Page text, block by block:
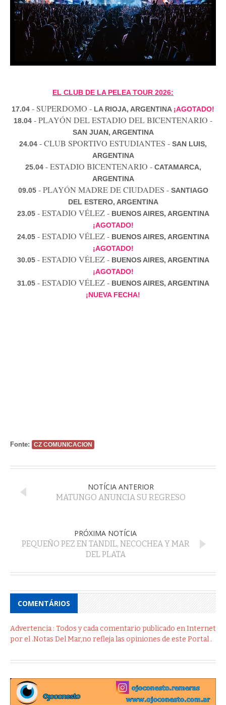
EL CLUB DE LA PELEA TOUR 2026:
17.04 - SUPERDOMO - LA RIOJA, ARGENTINA ¡AGOTADO!
18.04 - PLAYÓN DEL ESTADIO DEL BICENTENARIO -
SAN JUAN, ARGENTINA
24.04 - CLUB SPORTIVO ESTUDIANTES - SAN LUIS,
ARGENTINA
25.04- ESTADIO BICENTENARIO - CATAMARCA,
ARGENTINA
09.05- PLAYÓN MADRE DE CIUDADES - SANTIAGO
DEL ESTERO, ARGENTINA
23.05 - ESTADIO VÉLEZ - BUENOS AIRES, ARGENTINA
¡AGOTADO!
24.05 - ESTADIO VÉLEZ - BUENOS AIRES, ARGENTINA
¡AGOTADO!
30.05- ESTADIO VÉLEZ - BUENOS AIRES, ARGENTINA
¡AGOTADO!
31.05- ESTADIO VÉLEZ - BUENOS AIRES, ARGENTINA
¡NUEVA FECHA!
Fonte: CZ COMUNICACION
NOTÍCIA ANTERIOR
MATUNGO ANUNCIA SU REGRESO
PRÓXIMA NOTÍCIA
PEQUEÑO PEZ EN TANDIL, NECOCHEA Y MAR
DEL PLATA
COMENTÁRIOS
Advertencia : Todos y cada comentario publicado en Internet
por el .Notas Del Mar,no refleja las opiniones de este Portal .